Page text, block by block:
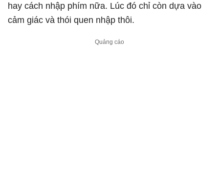
hay cách nhập phím nữa. Lúc đó chỉ còn dựa vào
cảm giác và thói quen nhập thôi.